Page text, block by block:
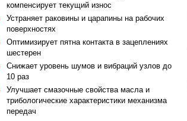
компенсирует текущий износ
Устраняет раковины и царапины на рабочих
поверхностях
Оптимизирует пятна контакта в зацеплениях
шестерен
Снижает уровень шумов и вибраций узлов до
10 раз
Улучшает смазочные свойства масла и
трибологические характеристики механизма
передач